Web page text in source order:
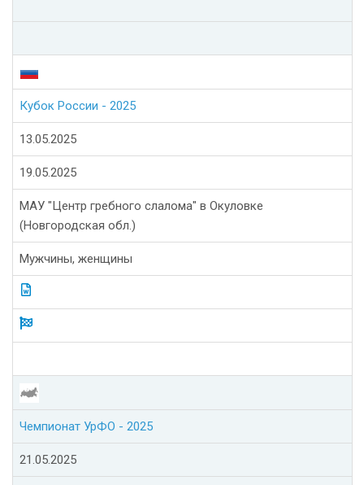
Кубок России - 2025
13.05.2025
19.05.2025
МАУ "Центр гребного слалома" в Окуловке
(Новгородская обл.)
Мужчины, женщины
Чемпионат УрФО - 2025
21.05.2025